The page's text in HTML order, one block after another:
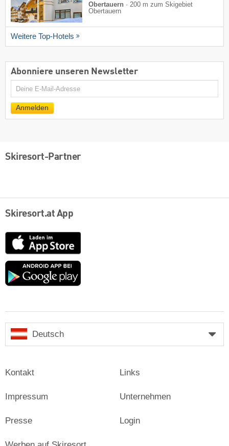
Obertauern · 200 m zum Skigebiet
Obertauern
Weitere Top-Hotels
Abonniere unseren Newsletter
E-
Anmelden
Skiresort-Partner
Skiresort.at App
App
Store
Google
Deutsch
Kontakt
Impressum
Presse
Links
Unternehmen
Login